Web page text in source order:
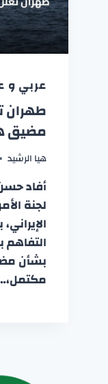
عربي و
طهران
مضيق
هيا الرشيد
أفاد
لجنة
بشأن